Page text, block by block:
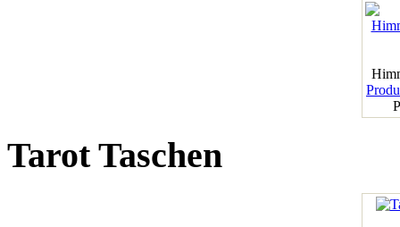
Tarot Taschen